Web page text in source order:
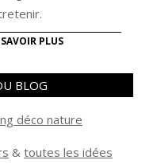
PLUS
BLOG
déco nature
& toutes les idées